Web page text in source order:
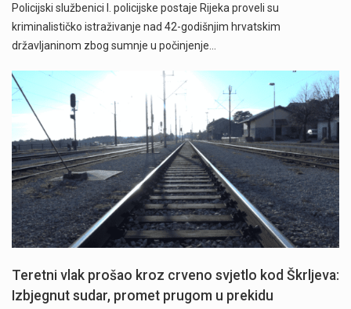
Policijski službenici I. policijske postaje Rijeka proveli su
kriminalističko istraživanje nad 42-godišnjim hrvatskim
državljaninom zbog sumnje u počinjenje…
Teretni vlak prošao kroz crveno svjetlo kod Škrljeva:
Izbjegnut sudar, promet prugom u prekidu